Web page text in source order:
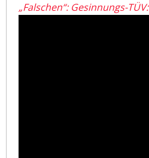
„Falschen“: Gesinnungs-TÜV: